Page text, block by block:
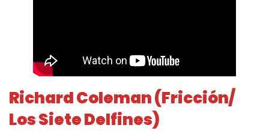
Richard Coleman (Fricción/
Los Siete Delfines)